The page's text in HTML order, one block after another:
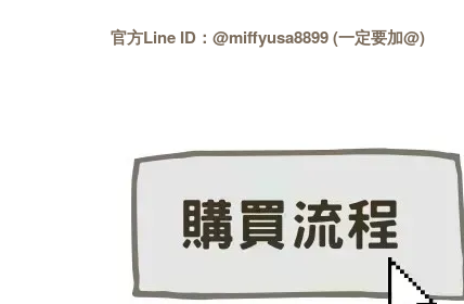
官方Line ID：@miffyusa8899 (一定要加@)